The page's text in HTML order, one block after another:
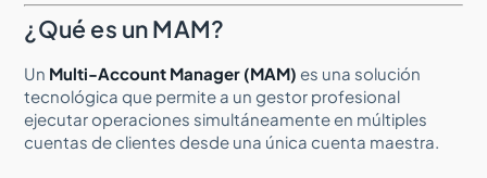
¿Qué es un MAM?
Un Multi-Account Manager (MAM) es una solución
tecnológica que permite a un gestor profesional
ejecutar operaciones simultáneamente en múltiples
cuentas de clientes desde una única cuenta maestra.